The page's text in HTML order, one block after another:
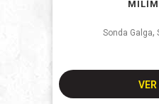
Sonda Galga,